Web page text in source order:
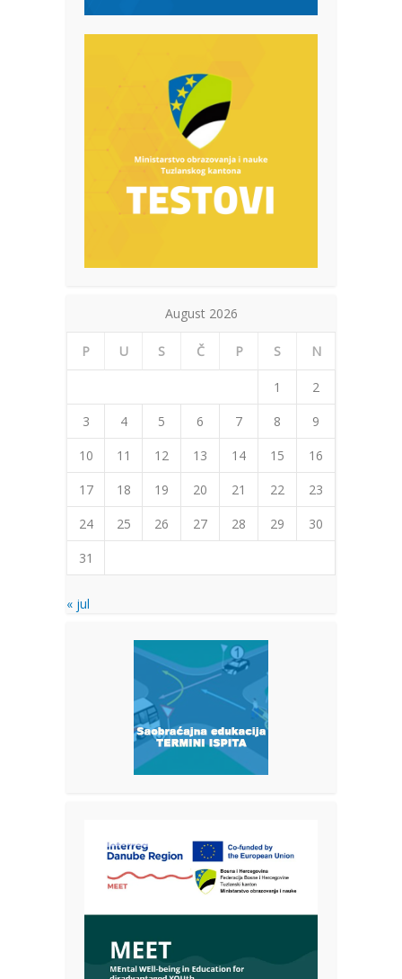
August 2026
P U S Č P S N
1
2
3
4 5 6 7 8
9
10
11 12 13 14 15
16
17
18 19 20 21 22
23
24
25 26 27 28 29
30
31
« jul